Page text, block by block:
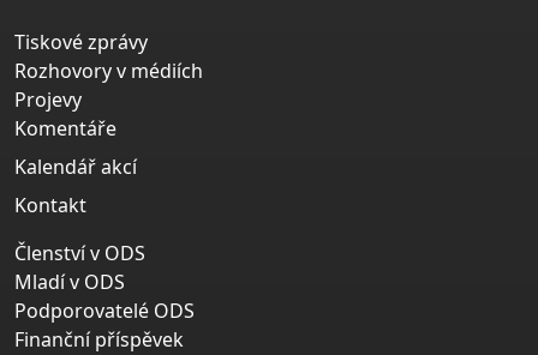
Tiskové zprávy
Rozhovory v médiích
Projevy
Komentáře
Kalendář akcí
Kontakt
Členství v ODS
Mladí v ODS
Podporovatelé ODS
Finanční příspěvek